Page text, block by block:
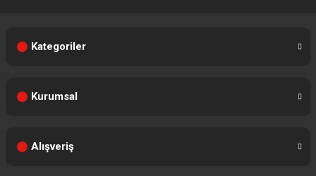
Kategoriler
Kurumsal
Alışveriş